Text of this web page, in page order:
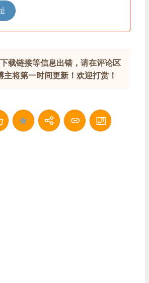
载链接等信息出错，请在评论区
主将第一时间更新！欢迎打赏！